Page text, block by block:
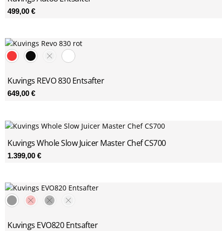
499,00 €
Kuvings REVO 830 Entsafter
649,00 €
Kuvings Whole Slow Juicer Master Chef CS700
1.399,00 €
Kuvings EVO820 Entsafter